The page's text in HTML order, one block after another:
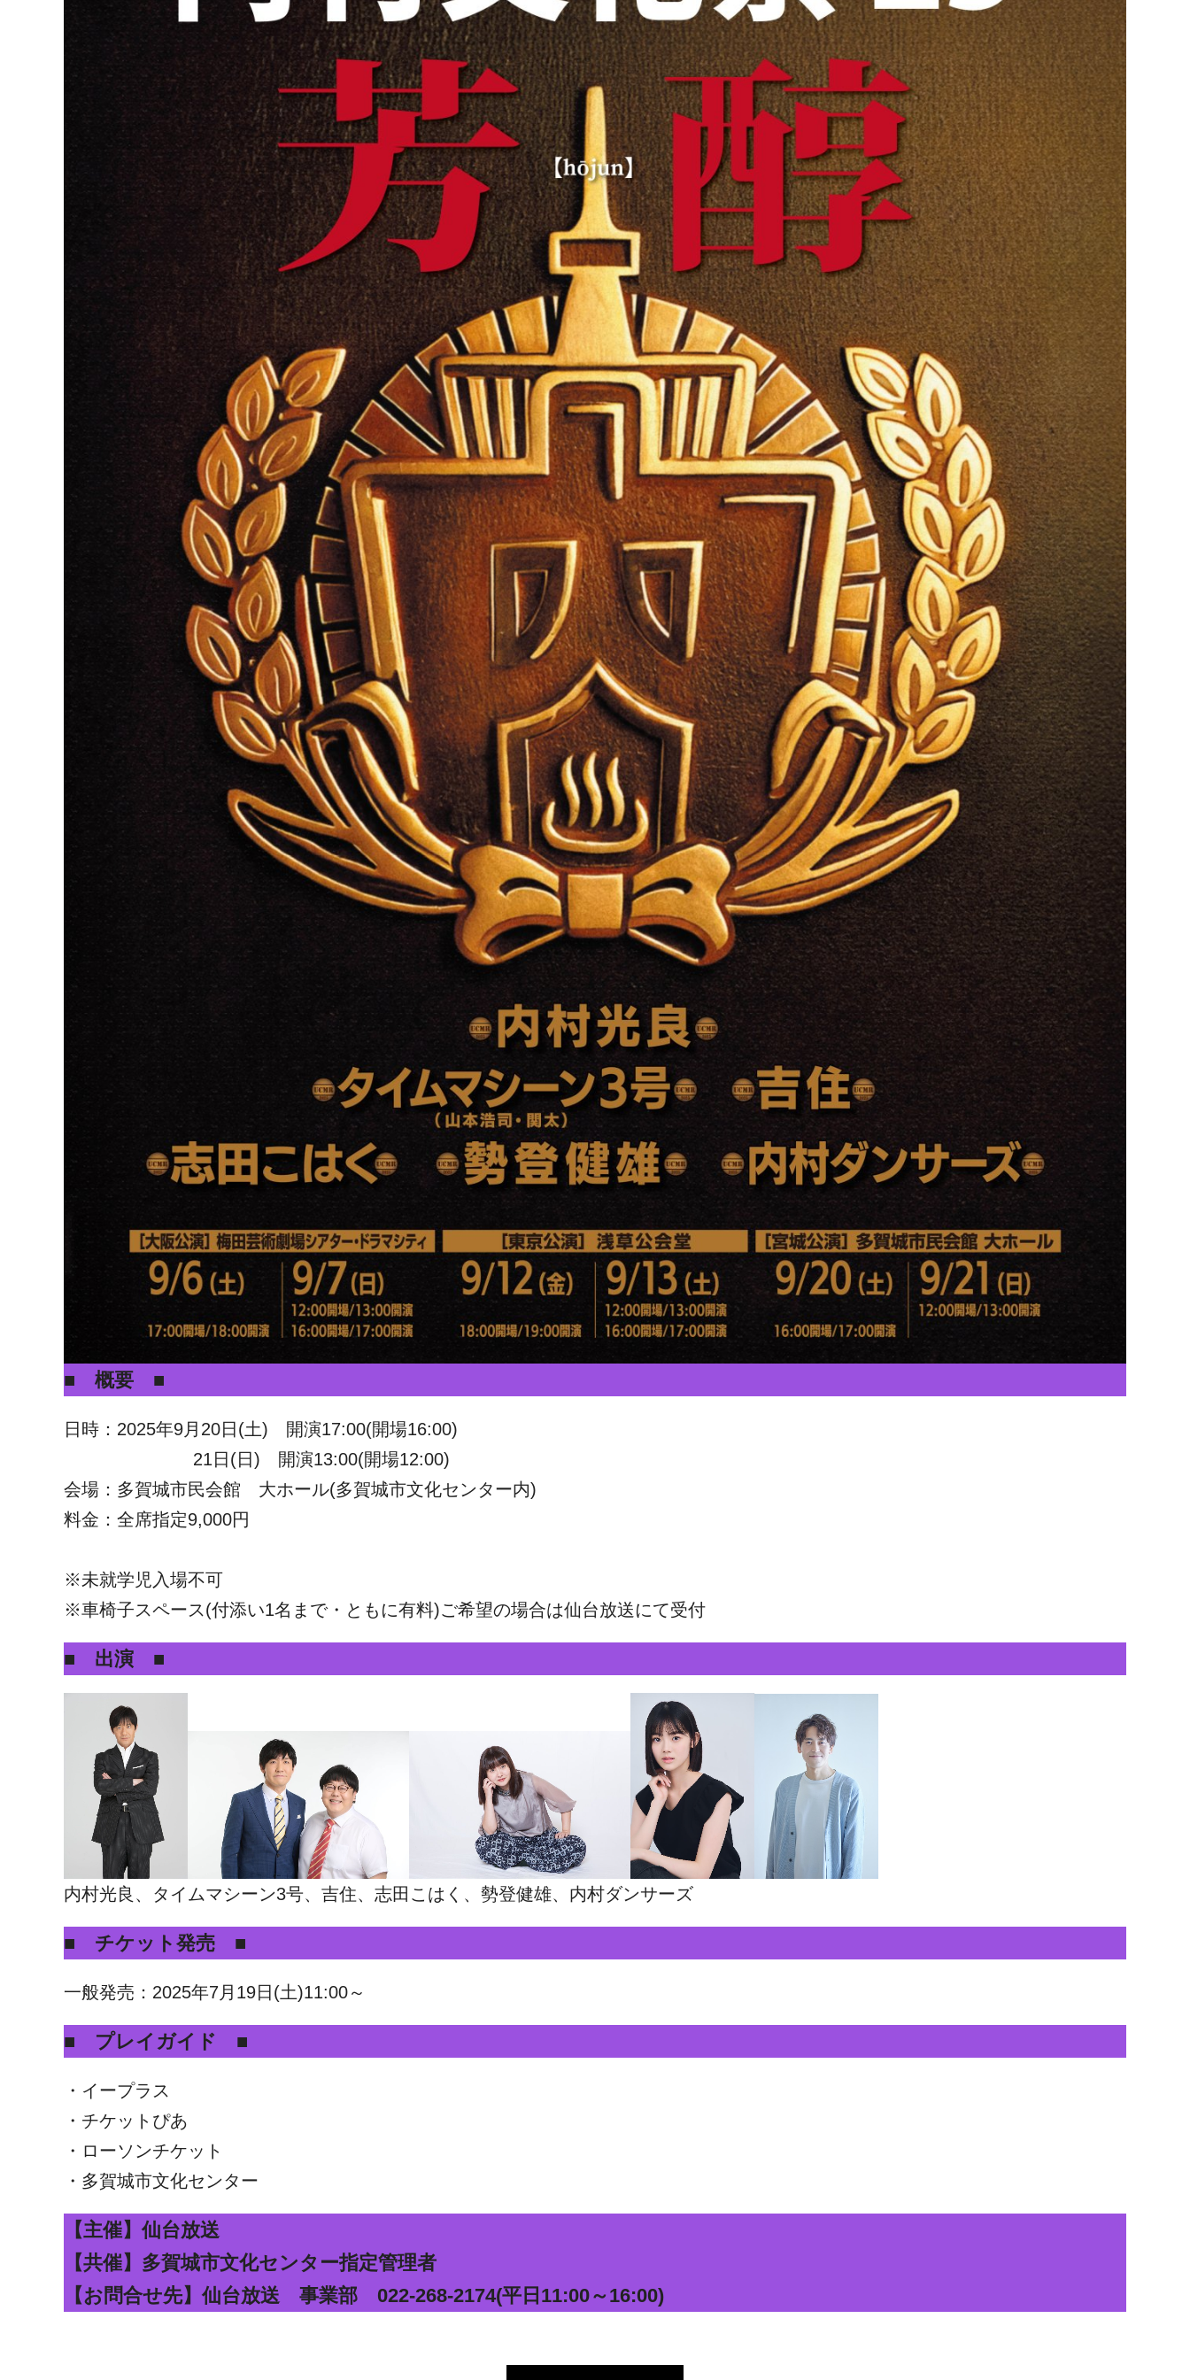
■ 概要 ■
日時：2025年9月20日(土) 開演17:00(開場16:00)
21日(日) 開演13:00(開場12:00)
会場：多賀城市民会館 大ホール(多賀城市文化センター内)
料金：全席指定9,000円
※未就学児入場不可
※車椅子スペース(付添い1名まで・ともに有料)ご希望の場合は仙台放送にて受付
■ 出演 ■
内村光良、タイムマシーン3号、吉住、志田こはく、勢登健雄、内村ダンサーズ
■ チケット発売 ■
一般発売：2025年7月19日(土)11:00～
■ プレイガイド ■
・イープラス
・チケットぴあ
・ローソンチケット
・多賀城市文化センター
【主催】仙台放送
【共催】多賀城市文化センター指定管理者
【お問合せ先】仙台放送 事業部 022-268-2174(平日11:00～16:00)